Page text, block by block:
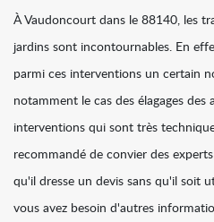
À Vaudoncourt dans le 88140, les
jardins sont incontournables. En
parmi ces interventions un certain
notamment le cas des élagages des
interventions qui sont très
recommandé de convier des
qu'il dresse un devis sans qu'il soit
vous avez besoin d'autres